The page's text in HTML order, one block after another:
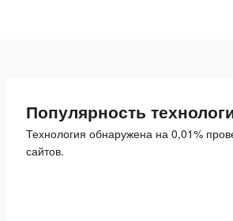
Популярность
Технология обнаружена на 0,01%
сайтов.